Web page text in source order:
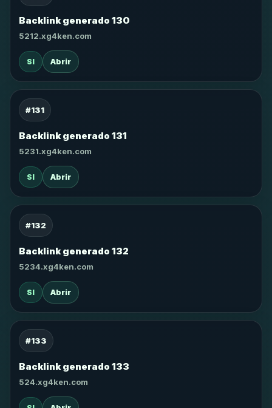
Backlink generado 130
5212.xg4ken.com
SI Abrir
#131
Backlink generado 131
5231.xg4ken.com
SI Abrir
#132
Backlink generado 132
5234.xg4ken.com
SI Abrir
#133
Backlink generado 133
524.xg4ken.com